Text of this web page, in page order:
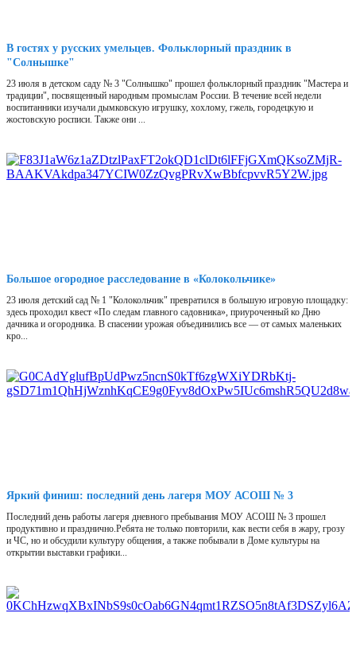
В гостях у русских умельцев. Фольклорный праздник в
"Солнышке"
23 июля в детском саду № 3 "Солнышко" прошел фольклорный праздник "Мастера и
традиции", посвященный народным промыслам России. В течение всей недели
воспитанники изучали дымковскую игрушку, хохлому, гжель, городецкую и
жостовскую росписи. Также они ...
Большое огородное расследование в «Колокольчике»
23 июля детский сад № 1 "Колокольчик" превратился в большую игровую площадку:
здесь проходил квест «По следам главного садовника», приуроченный ко Дню
дачника и огородника. В спасении урожая объединились все — от самых маленьких
кро...
Яркий финиш: последний день лагеря МОУ АСОШ № 3
Последний день работы лагеря дневного пребывания МОУ АСОШ № 3 прошел
продуктивно и празднично.Ребята не только повторили, как вести себя в жару, грозу
и ЧС, но и обсудили культуру общения, а также побывали в Доме культуры на
открытии выставки графики...